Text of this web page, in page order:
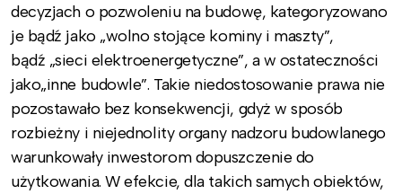
decyzjach o pozwoleniu na budowę, kategoryzowano
je bądź jako „wolno stojące kominy i maszty”,
bądź „sieci elektroenergetyczne”, a w ostateczności
jako„inne budowle”. Takie niedostosowanie prawa nie
pozostawało bez konsekwencji, gdyż w sposób
rozbieżny i niejednolity organy nadzoru budowlanego
warunkowały inwestorom dopuszczenie do
użytkowania. W efekcie, dla takich samych obiektów,